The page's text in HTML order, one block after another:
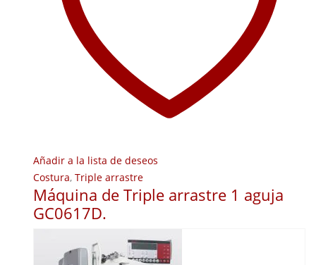
Añadir a la lista de deseos
Costura, Triple arrastre
Máquina de Triple arrastre 1 aguja
GC0617D.